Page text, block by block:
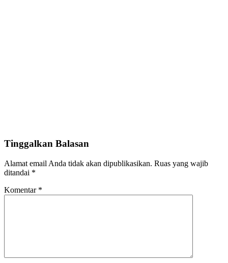
Tinggalkan Balasan
Alamat email Anda tidak akan dipublikasikan. Ruas yang wajib
ditandai *
Komentar *